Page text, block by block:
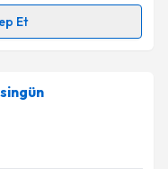
Et
takvimi talebi
almanız için bir
bilgilendireceğiz.